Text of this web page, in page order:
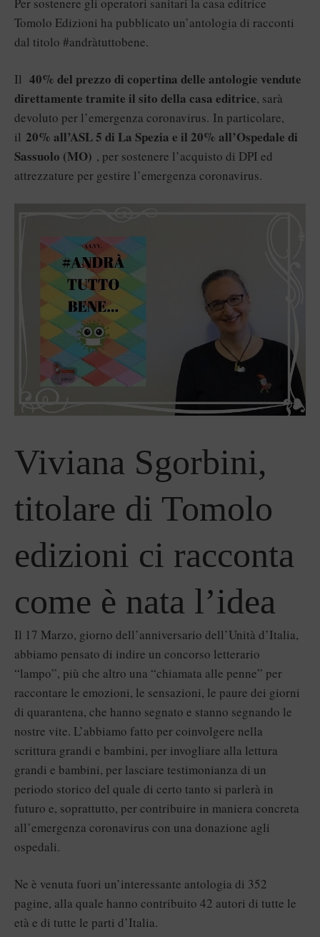
Tomolo Edizioni ha pubblicato un’antologia di racconti
dal titolo #andràtuttobene.
Il 40% del prezzo di copertina delle antologie vendute
direttamente tramite il sito della casa editrice, sarà
devoluto per l’emergenza coronavirus. In particolare,
il 20% all’ASL 5 di La Spezia e il 20% all’Ospedale di
Sassuolo (MO) , per sostenere l’acquisto di DPI ed
attrezzature per gestire l’emergenza coronavirus.
Viviana Sgorbini,
titolare di Tomolo
edizioni ci racconta
come è nata l’idea
Il 17 Marzo, giorno dell’anniversario dell’Unità d’Italia,
abbiamo pensato di indire un concorso letterario
“lampo”, più che altro una “chiamata alle penne” per
raccontare le emozioni, le sensazioni, le paure dei giorni
di quarantena, che hanno segnato e stanno segnando le
nostre vite. L’abbiamo fatto per coinvolgere nella
scrittura grandi e bambini, per invogliare alla lettura
grandi e bambini, per lasciare testimonianza di un
periodo storico del quale di certo tanto si parlerà in
futuro e, soprattutto, per contribuire in maniera concreta
all’emergenza coronavirus con una donazione agli
ospedali.
Ne è venuta fuori un’interessante antologia di 352
pagine, alla quale hanno contribuito 42 autori di tutte le
età e di tutte le parti d’Italia.